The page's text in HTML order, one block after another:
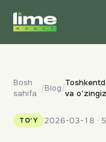
Bosh
sahifa
/Blog/
va
TO'Y 2026-03-18 ·